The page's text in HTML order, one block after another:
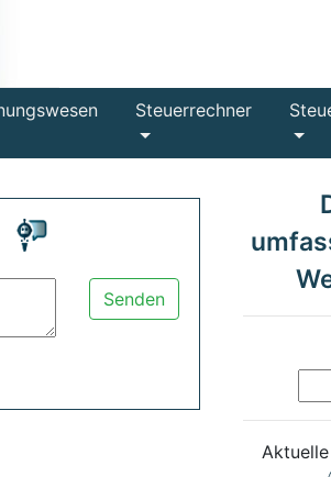
Steuerrechner
Senden